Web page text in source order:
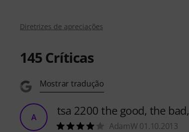
Diretrizes de apreciações
145 Críticas
Mostrar tradução
A tsa 2200 the good, the
AdamW 01.10.2013